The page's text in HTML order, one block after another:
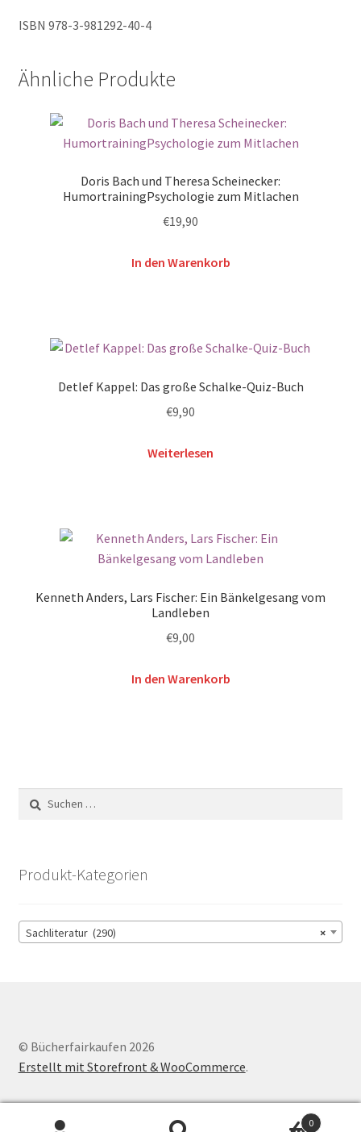
ISBN 978-3-981292-40-4
Ähnliche Produkte
Doris Bach und Theresa Scheinecker:
HumortrainingPsychologie zum Mitlachen
€19,90
In den Warenkorb
Detlef Kappel: Das große Schalke-Quiz-Buch
€9,90
Weiterlesen
Kenneth Anders, Lars Fischer: Ein Bänkelgesang vom
Landleben
€9,00
In den Warenkorb
Suchen
nach:
Produkt-Kategorien
×
Sachliteratur (290)
© Bücherfairkaufen 2026
Erstellt mit Storefront & WooCommerce.
0